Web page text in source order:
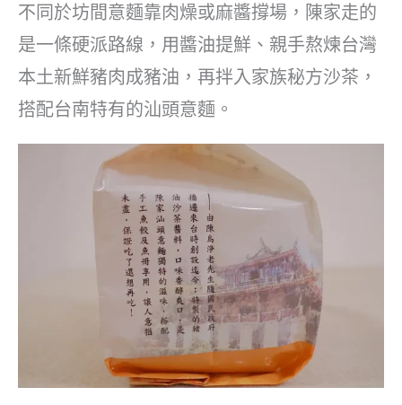
不同於坊間意麵靠肉燥或麻醬撐場，陳家走的
是一條硬派路線，用醬油提鮮、親手熬煉台灣
本土新鮮豬肉成豬油，再拌入家族秘方沙茶，
搭配台南特有的汕頭意麵。